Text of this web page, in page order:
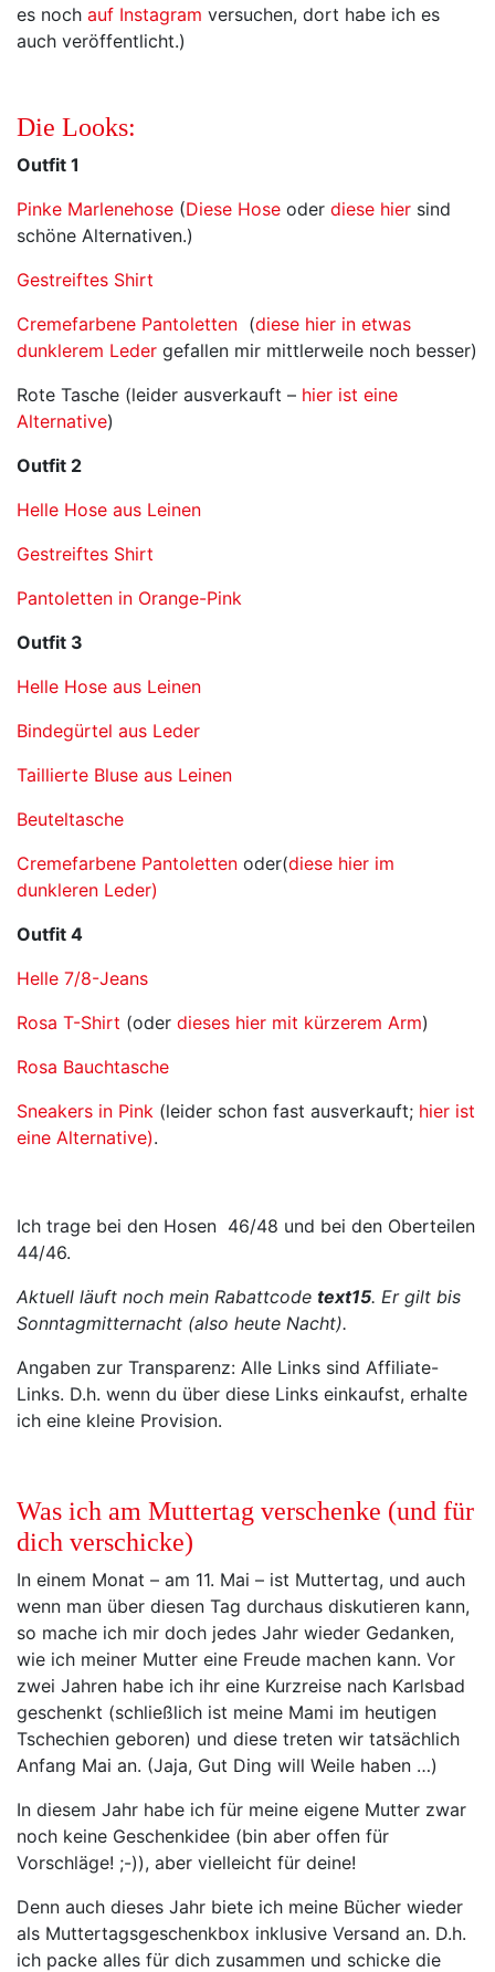
es noch auf Instagram versuchen, dort habe ich es
auch veröffentlicht.)
Die Looks:
Outfit 1
Pinke Marlenehose (Diese Hose oder diese hier sind
schöne Alternativen.)
Gestreiftes Shirt
Cremefarbene Pantoletten (diese hier in etwas
dunklerem Leder gefallen mir mittlerweile noch besser)
Rote Tasche (leider ausverkauft – hier ist eine
Alternative)
Outfit 2
Helle Hose aus Leinen
Gestreiftes Shirt
Pantoletten in Orange-Pink
Outfit 3
Helle Hose aus Leinen
Bindegürtel aus Leder
Taillierte Bluse aus Leinen
Beuteltasche
Cremefarbene Pantoletten oder(diese hier im
dunkleren Leder)
Outfit 4
Helle 7/8-Jeans
Rosa T-Shirt (oder dieses hier mit kürzerem Arm)
Rosa Bauchtasche
Sneakers in Pink (leider schon fast ausverkauft; hier ist
eine Alternative).
Ich trage bei den Hosen 46/48 und bei den Oberteilen
44/46.
Aktuell läuft noch mein Rabattcode text15. Er gilt bis
Sonntagmitternacht (also heute Nacht).
Angaben zur Transparenz: Alle Links sind Affiliate-
Links. D.h. wenn du über diese Links einkaufst, erhalte
ich eine kleine Provision.
Was ich am Muttertag verschenke (und für
dich verschicke)
In einem Monat – am 11. Mai – ist Muttertag, und auch
wenn man über diesen Tag durchaus diskutieren kann,
so mache ich mir doch jedes Jahr wieder Gedanken,
wie ich meiner Mutter eine Freude machen kann. Vor
zwei Jahren habe ich ihr eine Kurzreise nach Karlsbad
geschenkt (schließlich ist meine Mami im heutigen
Tschechien geboren) und diese treten wir tatsächlich
Anfang Mai an. (Jaja, Gut Ding will Weile haben …)
In diesem Jahr habe ich für meine eigene Mutter zwar
noch keine Geschenkidee (bin aber offen für
Vorschläge! ;-)), aber vielleicht für deine!
Denn auch dieses Jahr biete ich meine Bücher wieder
als Muttertagsgeschenkbox inklusive Versand an. D.h.
ich packe alles für dich zusammen und schicke die